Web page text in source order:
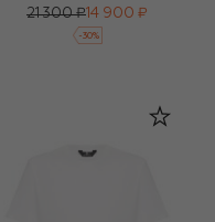
21 300 ₽ 14 900 ₽
-30%